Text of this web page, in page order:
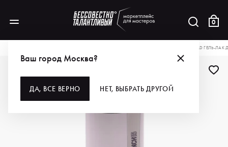
0
Ваш город Москва?
ДА, ВСЕ ВЕРНО НЕТ, ВЫБРАТЬ ДРУГОЙ
CHRISTINA FITZGERALD ГЕЛЬ-